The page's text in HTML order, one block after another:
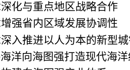
化与重点地区战略合作
强省内区域发展协调性
入推进以人为本的新型
洋向海图强打造现代海